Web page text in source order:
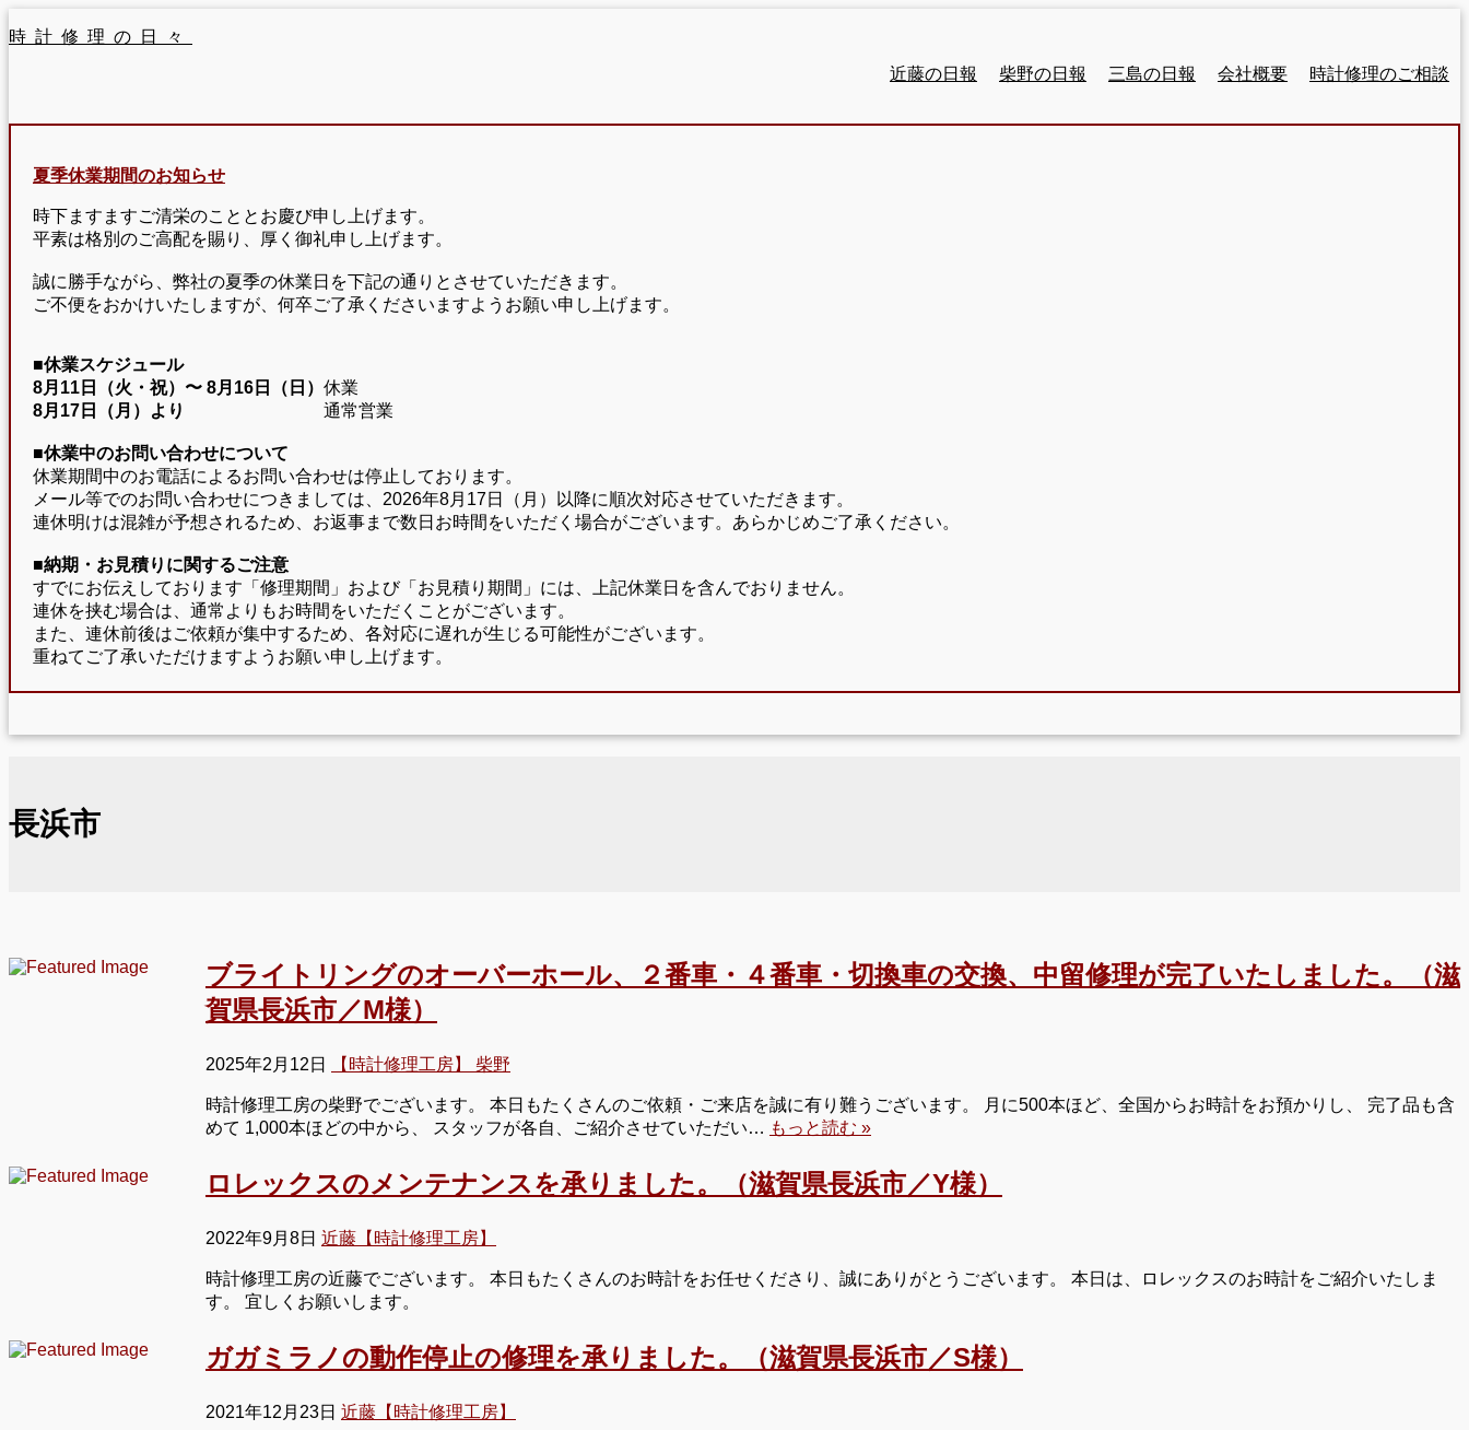
時計修理の日々
近藤の日報
柴野の日報 三島の日報 会社概要 時計修理のご相談
夏季休業期間のお知らせ
時下ますますご清栄のこととお慶び申し上げます。
平素は格別のご高配を賜り、厚く御礼申し上げます。
誠に勝手ながら、弊社の夏季の休業日を下記の通りとさせていただきます。
ご不便をおかけいたしますが、何卒ご了承くださいますようお願い申し上げます。
■休業スケジュール
8月11日（火・祝）〜 8月16日（日） 休業
8月17日（月）より
通常営業
■休業中のお問い合わせについて
休業期間中のお電話によるお問い合わせは停止しております。
メール等でのお問い合わせにつきましては、2026年8月17日（月）以降に順次対応させていただきます。
連休明けは混雑が予想されるため、お返事まで数日お時間をいただく場合がございます。あらかじめご了承ください。
■納期・お見積りに関するご注意
すでにお伝えしております「修理期間」および「お見積り期間」には、上記休業日を含んでおりません。
連休を挟む場合は、通常よりもお時間をいただくことがございます。
また、連休前後はご依頼が集中するため、各対応に遅れが生じる可能性がございます。
重ねてご了承いただけますようお願い申し上げます。
長浜市
ブライトリングのオーバーホール、２番車・４番車・切換車の交換、中留修理が完了いたしました。（滋
賀県長浜市／M様）
2025年2月12日 【時計修理工房】 柴野
時計修理工房の柴野でございます。 本日もたくさんのご依頼・ご来店を誠に有り難うございます。 月に500本ほど、全国からお時計をお預かりし、 完了品も含
めて 1,000本ほどの中から、 スタッフが各自、ご紹介させていただい… もっと読む »
ロレックスのメンテナンスを承りました。（滋賀県長浜市／Y様）
2022年9月8日 近藤【時計修理工房】
時計修理工房の近藤でございます。 本日もたくさんのお時計をお任せくださり、誠にありがとうございます。 本日は、ロレックスのお時計をご紹介いたしま
す。 宜しくお願いします。
ガガミラノの動作停止の修理を承りました。（滋賀県長浜市／S様）
2021年12月23日 近藤【時計修理工房】